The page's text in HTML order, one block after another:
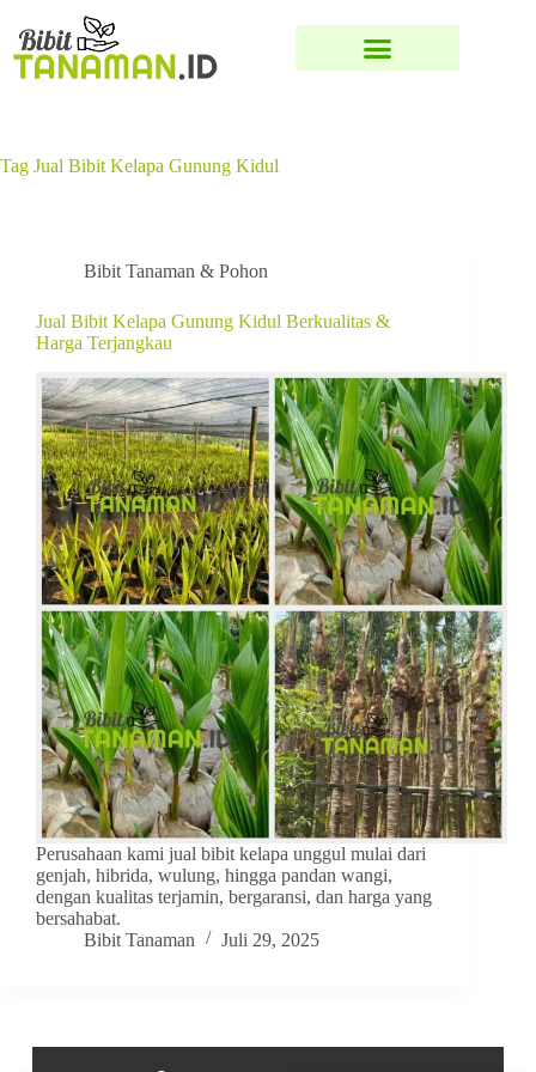
Tag Jual Bibit Kelapa Gunung Kidul
Bibit Tanaman & Pohon
Jual Bibit Kelapa Gunung Kidul Berkualitas &
Harga Terjangkau
Perusahaan kami jual bibit kelapa unggul mulai dari
genjah, hibrida, wulung, hingga pandan wangi,
dengan kualitas terjamin, bergaransi, dan harga yang
bersahabat.
Bibit Tanaman
Juli 29, 2025